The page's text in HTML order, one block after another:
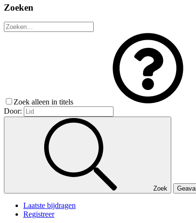
Zoeken
Zoek alleen in titels
Door:
Zoek
Laatste bijdragen
Registreer